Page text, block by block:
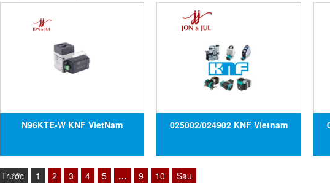
N96KTE-W KNF VietNam 025002/024902 KNF Vietnam
Trước 1 2 3 4 5 … 9 10 Sau